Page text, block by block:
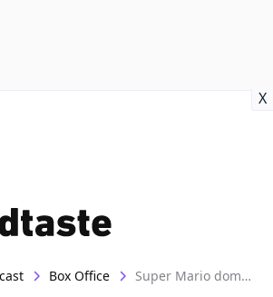
X
Box Office Super Mario domina la classifica globale per il terzo weekend consecutivo | Box-Office